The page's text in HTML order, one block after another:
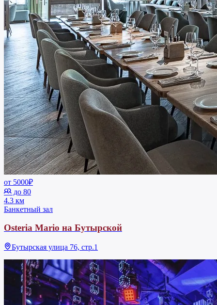
от 5000₽
до 80
4.3 км
Банкетный зал
Osteria Mario на Бутырской
Бутырская улица 76, стр.1